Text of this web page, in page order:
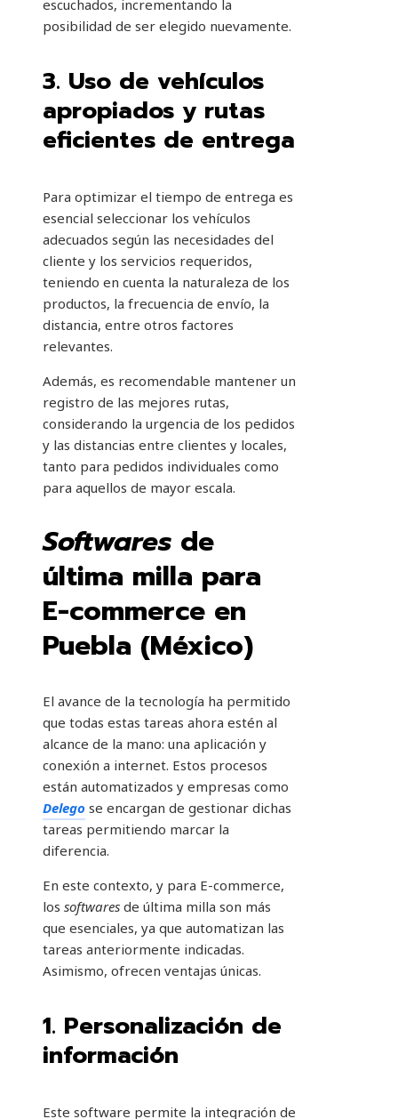
escuchados, incrementando la
posibilidad de ser elegido nuevamente.
3. Uso de vehículos
apropiados y rutas
eficientes de entrega
Para optimizar el tiempo de entrega es
esencial seleccionar los vehículos
adecuados según las necesidades del
cliente y los servicios requeridos,
teniendo en cuenta la naturaleza de los
productos, la frecuencia de envío, la
distancia, entre otros factores
relevantes.
Además, es recomendable mantener un
registro de las mejores rutas,
considerando la urgencia de los pedidos
y las distancias entre clientes y locales,
tanto para pedidos individuales como
para aquellos de mayor escala.
Softwares de
última milla para
E-commerce en
Puebla (México)
El avance de la tecnología ha permitido
que todas estas tareas ahora estén al
alcance de la mano: una aplicación y
conexión a internet. Estos procesos
están automatizados y empresas como
Delego se encargan de gestionar dichas
tareas permitiendo marcar la
diferencia.
En este contexto, y para E-commerce,
los softwares de última milla son más
que esenciales, ya que automatizan las
tareas anteriormente indicadas.
Asimismo, ofrecen ventajas únicas.
1. Personalización de
información
Este software permite la integración de